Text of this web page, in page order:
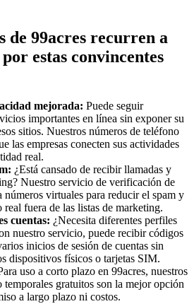
de 99acres recurren a
estas convincentes
mejorada: Puede seguir
importantes en línea sin exponer su
sitios. Nuestros números de teléfono
las empresas conecten sus actividades
real.
¿Está cansado de recibir llamadas y
Nuestro servicio de verificación de
números virtuales para reducir el spam y
real fuera de las listas de marketing.
cuentas: ¿Necesita diferentes perfiles
nuestro servicio, puede recibir códigos
inicios de sesión de cuentas sin
dispositivos físicos o tarjetas SIM.
uso a corto plazo en 99acres, nuestros
temporales gratuitos son la mejor opción
a largo plazo ni costos.